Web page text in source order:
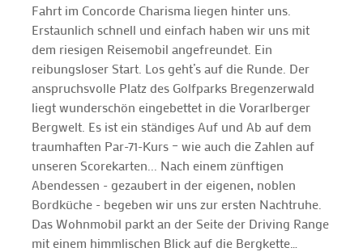
Fahrt im Concorde Charisma liegen hinter uns.
Erstaunlich schnell und einfach haben wir uns mit
dem riesigen Reisemobil angefreundet. Ein
reibungsloser Start. Los geht’s auf die Runde. Der
anspruchsvolle Platz des Golfparks Bregenzerwald
liegt wunderschön eingebettet in die Vorarlberger
Bergwelt. Es ist ein ständiges Auf und Ab auf dem
traumhaften Par-71-Kurs – wie auch die Zahlen auf
unseren Scorekarten... Nach einem zünftigen
Abendessen - gezaubert in der eigenen, noblen
Bordküche - begeben wir uns zur ersten Nachtruhe.
Das Wohnmobil parkt an der Seite der Driving Range
mit einem himmlischen Blick auf die Bergkette…